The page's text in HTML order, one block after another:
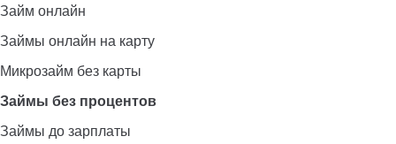
Займ онлайн
Займы онлайн на карту
Микрозайм без карты
Займы без процентов
Займы до зарплаты